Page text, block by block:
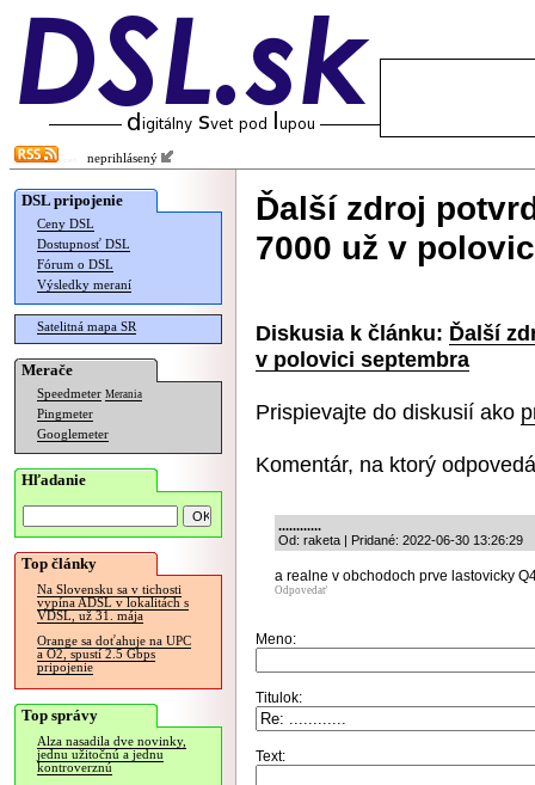
neprihlásený
DSL pripojenie
Ceny DSL
Dostupnosť DSL
Fórum o DSL
Výsledky meraní
Satelitná mapa SR
Merače
Speedmeter Merania
Pingmeter
Googlemeter
Hľadanie
Top články
Na Slovensku sa v tichosti
vypína ADSL v lokalitách s
VDSL, už 31. mája
Orange sa doťahuje na UPC
a O2, spustí 2.5 Gbps
pripojenie
Top správy
Alza nasadila dve novinky,
jednu užitočnú a jednu
kontroverznú
Ďalší zdroj
7000 už v
Diskusia k článku: Ďalší
v polovici septembra
Prispievajte do diskusií ako
Komentár, na ktorý
............
Od: raketa | Pridané: 2022-06-30 13:26:29
a realne v obchodoch prve lastovicky
Odpovedať
Meno:
Titulok:
Text: